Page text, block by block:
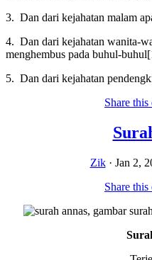
3. Dan dari kejahatan malam
4. Dan dari kejahatan wanita-
menghembus pada buhul-
5. Dan dari kejahatan
Share
Zik· Jan 2,
Share